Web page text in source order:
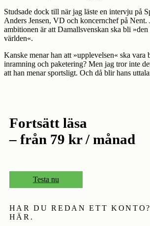
Studsade dock till när jag läste en intervju på
Anders Jensen, VD och koncernchef på Nent.
ambitionen är att Damallsvenskan ska bli »den
världen«.
Kanske menar han att »upplevelsen« ska vara
inramning och paketering? Men jag tror inte
att han menar sportsligt. Och då blir hans
Fortsätt läsa
– från 79 kr / månad
Testa nu
HAR DU REDAN ETT KONTO?
HÄR.